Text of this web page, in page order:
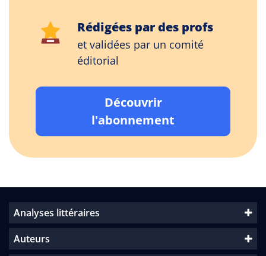
Rédigées par des profs
et validées par un comité
éditorial
Découvrir
l'abonnement
Analyses littéraires
Auteurs